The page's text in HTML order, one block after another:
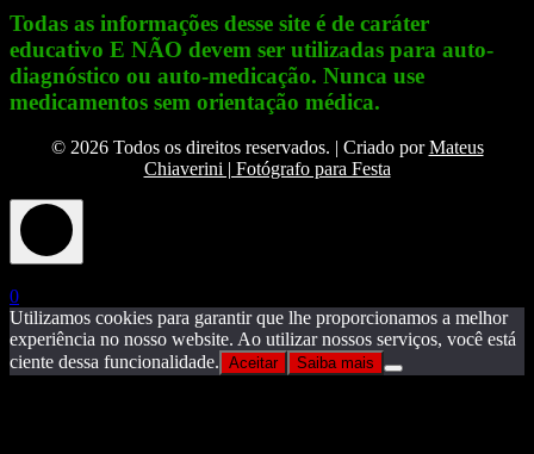
Todas as informações desse site é de caráter
educativo E NÃO devem ser utilizadas para auto-
diagnóstico ou auto-medicação. Nunca use
medicamentos sem orientação médica.
© 2026 Todos os direitos reservados. | Criado porMateus
Chiaverini | Fotógrafo para Festa
0
Utilizamos cookies para garantir que lhe proporcionamos a melhor
experiência no nosso website. Ao utilizar nossos serviços, você está
ciente dessa funcionalidade. Aceitar Saiba mais